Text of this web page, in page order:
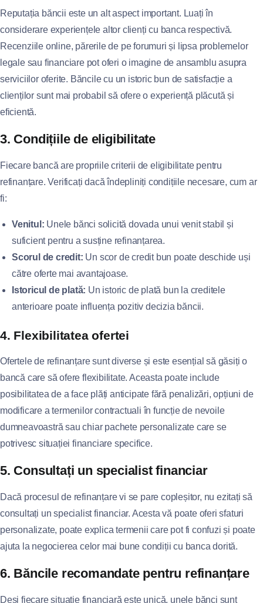
Reputația băncii este un alt aspect important. Luați în
considerare experiențele altor clienți cu banca respectivă.
Recenziile online, părerile de pe forumuri și lipsa problemelor
legale sau financiare pot oferi o imagine de ansamblu asupra
serviciilor oferite. Băncile cu un istoric bun de satisfacție a
clienților sunt mai probabil să ofere o experiență plăcută și
eficientă.
3. Condițiile de eligibilitate
Fiecare bancă are propriile criterii de eligibilitate pentru
refinanțare. Verificați dacă îndepliniți condițiile necesare, cum ar
fi:
Venitul: Unele bănci solicită dovada unui venit stabil și
suficient pentru a susține refinanțarea.
Scorul de credit: Un scor de credit bun poate deschide uși
către oferte mai avantajoase.
Istoricul de plată: Un istoric de plată bun la creditele
anterioare poate influența pozitiv decizia băncii.
4. Flexibilitatea ofertei
Ofertele de refinanțare sunt diverse și este esențial să găsiți o
bancă care să ofere flexibilitate. Aceasta poate include
posibilitatea de a face plăți anticipate fără penalizări, opțiuni de
modificare a termenilor contractuali în funcție de nevoile
dumneavoastră sau chiar pachete personalizate care se
potrivesc situației financiare specifice.
5. Consultați un specialist financiar
Dacă procesul de refinanțare vi se pare copleșitor, nu ezitați să
consultați un specialist financiar. Acesta vă poate oferi sfaturi
personalizate, poate explica termenii care pot fi confuzi și poate
ajuta la negocierea celor mai bune condiții cu banca dorită.
6. Băncile recomandate pentru refinanțare
Deși fiecare situație financiară este unică, unele bănci sunt